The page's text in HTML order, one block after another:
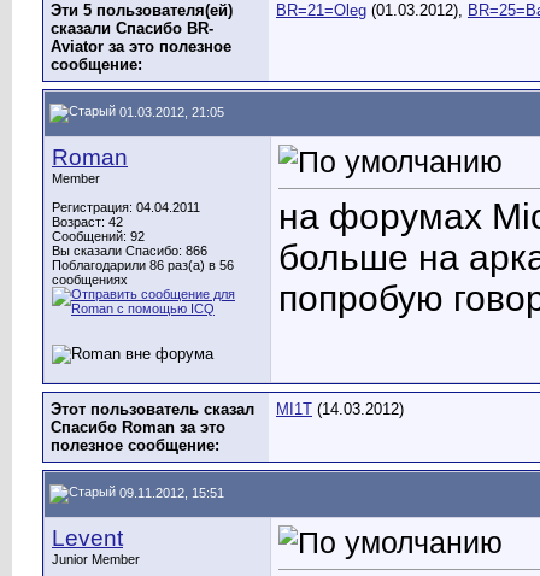
Эти 5 пользователя(ей)
сказали Спасибо BR-
Aviator за это полезное
сообщение:
BR=21=Oleg (01.03.2012),
01.03.2012, 21:05
Roman
Member
Регистрация: 04.04.2011
Возраст: 42
Сообщений: 92
Вы сказали Спасибо: 866
Поблагодарили 86 раз(а) в 56
сообщениях
на форумах
больше на
попробую
Этот пользователь сказал
Спасибо Roman за это
полезное сообщение:
MI1T (14.03.2012)
09.11.2012, 15:51
Levent
Junior Member